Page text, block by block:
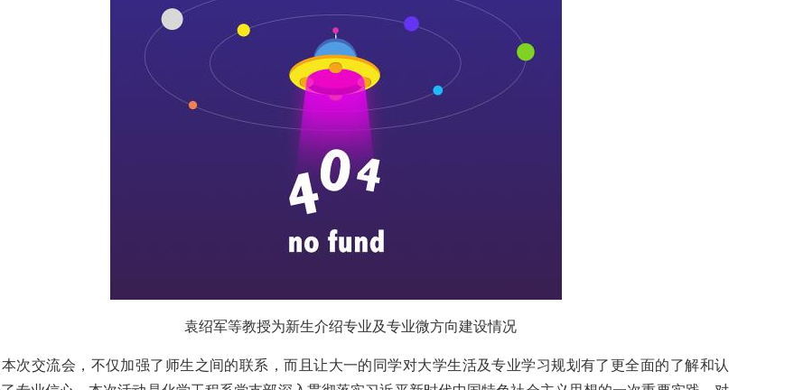
袁绍军等教授为新生介绍专业及专业微方向建设情况
次交流会，不仅加强了师生之间的联系，而且让大一的同学对大学生活及专业学习规划有了更全面的了解和认